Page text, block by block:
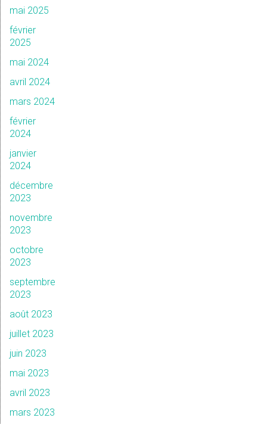
mai 2025
février
2025
mai 2024
avril 2024
mars 2024
février
2024
janvier
2024
décembre
2023
novembre
2023
octobre
2023
septembre
2023
août 2023
juillet 2023
juin 2023
mai 2023
avril 2023
mars 2023